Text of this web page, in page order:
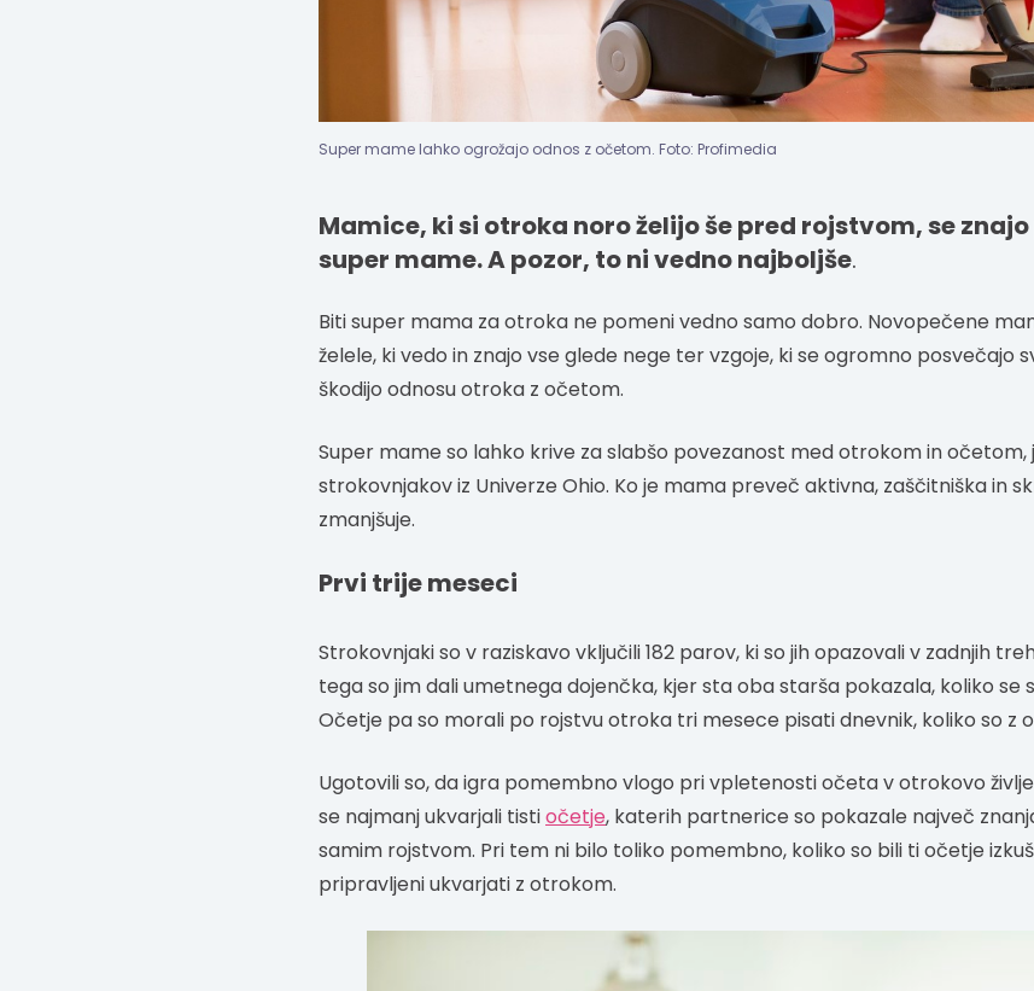
Super mame lahko ogrožajo odnos z očetom. Foto: Profimedia
Mamice, ki si otroka noro želijo še pred rojstvom, se
super mame. A pozor, to ni vedno najboljše.
Biti super mama za otroka ne pomeni vedno samo dobro. Novopečene
želele, ki vedo in znajo vse glede nege ter vzgoje, ki se ogromno posvečajo
škodijo odnosu otroka z očetom.
Super mame so lahko krive za slabšo povezanost med otrokom in očetom,
strokovnjakov iz Univerze Ohio. Ko je mama preveč aktivna, zaščitniška in
zmanjšuje.
Prvi trije meseci
Strokovnjaki so v raziskavo vključili 182 parov, ki so jih opazovali v zadnjih
tega so jim dali umetnega dojenčka, kjer sta oba starša pokazala, koliko se
Očetje pa so morali po rojstvu otroka tri mesece pisati dnevnik, koliko so z
Ugotovili so, da igra pomembno vlogo pri vpletenosti očeta v otrokovo
se najmanj ukvarjali tistiočetje, katerih partnerice so pokazale največ
samim rojstvom. Pri tem ni bilo toliko pomembno, koliko so bili ti očetje
pripravljeni ukvarjati z otrokom.